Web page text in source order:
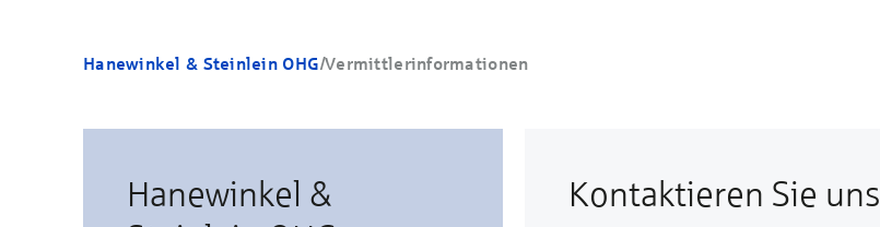
Hanewinkel & Steinlein OHG/Vermittlerinformationen
Hanewinkel &
Kontaktieren Sie uns